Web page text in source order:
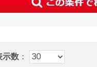
示数：